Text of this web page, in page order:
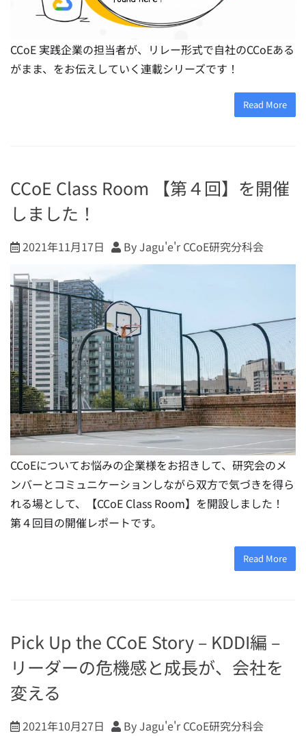
CCoE 実践企業の担当者が、リレー形式で自社のCCoEある
がまま、をお伝えしていく連載シリーズです！
Read More
CCoE Class Room 【第４回】を開催
しました！
2021年11月17日 By Jagu'e'r CCoE研究分科会
CCoEについてお悩みの企業様をお招きして、研究会のメ
ンバーとコミュニケーションしながら双方で気づきを得ら
れる場として、【CCoE Class Room】を開設しました！
第４回目の開催レポートです。
Read More
Pick Up the CCoE Story – KDDI編 –
リーダーの危機感と成長が、会社を
変える
2021年10月27日 By Jagu'e'r CCoE研究分科会